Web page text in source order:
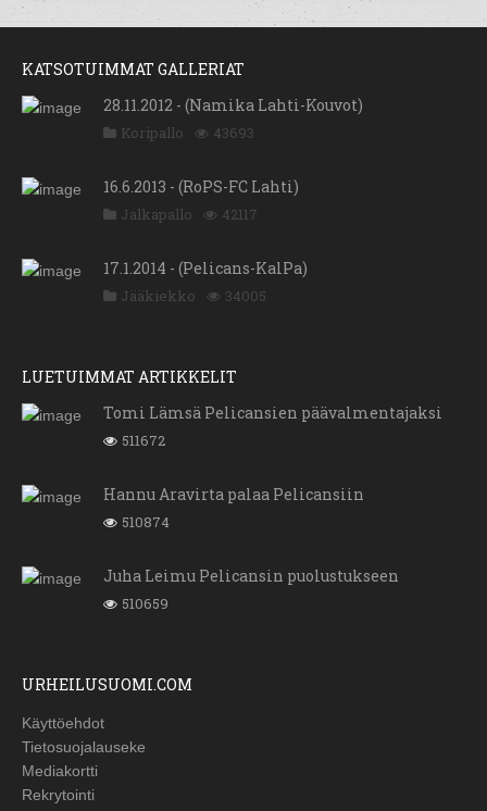
KATSOTUIMMAT GALLERIAT
28.11.2012 - (Namika Lahti-Kouvot)
Koripallo 43693
16.6.2013 - (RoPS-FC Lahti)
Jalkapallo 42117
17.1.2014 - (Pelicans-KalPa)
Jääkiekko 34005
LUETUIMMAT ARTIKKELIT
Tomi Lämsä Pelicansien päävalmentajaksi
511672
Hannu Aravirta palaa Pelicansiin
510874
Juha Leimu Pelicansin puolustukseen
510659
URHEILUSUOMI.COM
Käyttöehdot
Tietosuojalauseke
Mediakortti
Rekrytointi